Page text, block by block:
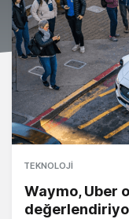
TEKNOLOJI
Waymo, Uber